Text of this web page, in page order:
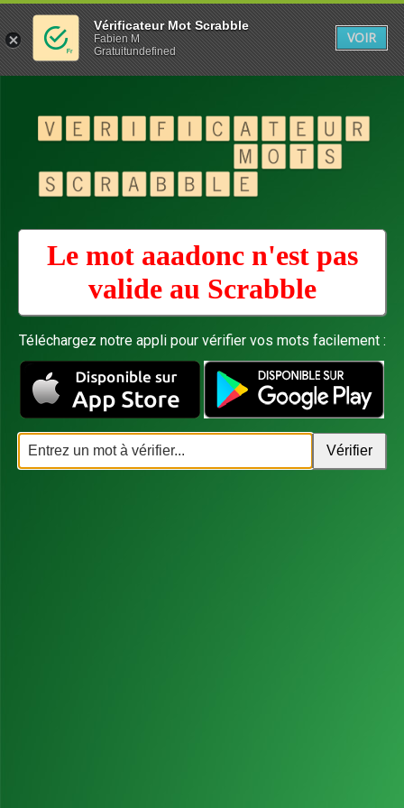
Le mot aaadonc n'est pas
valide au Scrabble
Téléchargez notre appli pour vérifier vos mots facilement :
Vérificateur Mot Scrabble
Fabien M
Gratuitundefined
VOIR